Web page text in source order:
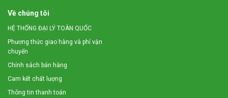
Về chúng tôi
HỆ THỐNG ĐẠI LÝ TOÀN QUỐC
Phương thức giao hàng và phí vận
chuyển
Chính sách bán hàng
Cam kết chất lượng
Thông tin thanh toán